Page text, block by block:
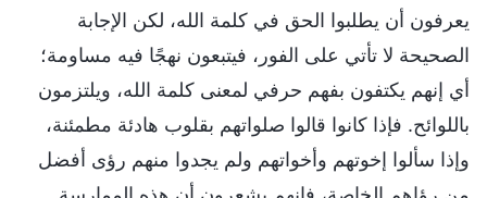
يعرفون أن يطلبوا الحق في كلمة الله، لكن الإجابة
الصحيحة لا تأتي على الفور، فيتبعون نهجًا فيه مساومة؛
أي إنهم يكتفون بفهم حرفي لمعنى كلمة الله، ويلتزمون
باللوائح. فإذا كانوا قالوا صلواتهم بقلوب هادئة مطمئنة،
وإذا سألوا إخوتهم وأخواتهم ولم يجدوا منهم رؤى أفضل